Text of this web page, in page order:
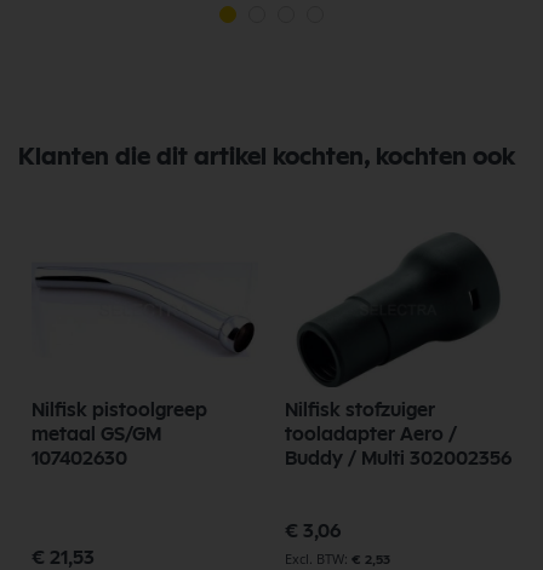
Klanten die dit artikel kochten, kochten ook
Nilfisk pistoolgreep
metaal GS/GM
107402630
€ 21,53
Nilfisk stofzuiger
tooladapter Aero /
Buddy / Multi 302002356
Speciale
prijs
€ 3,06
€ 2,53